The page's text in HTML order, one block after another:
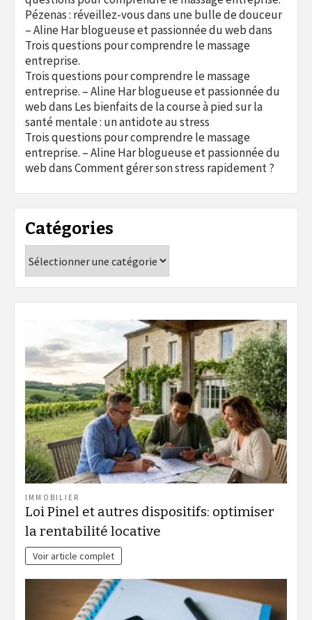
Pézenas : réveillez-vous dans une bulle de douceur
– Aline Har blogueuse et passionnée du webdans
Trois questions pour comprendre le massage
entreprise.
Trois questions pour comprendre le massage
entreprise. – Aline Har blogueuse et passionnée du
webdans Les bienfaits de la course à pied sur la
santé mentale : un antidote au stress
Trois questions pour comprendre le massage
entreprise. – Aline Har blogueuse et passionnée du
webdansComment gérer son stress rapidement ?
Catégories
IMMOBILIER
Loi Pinel et autres dispositifs: optimiser
la rentabilité locative
Voir article complet